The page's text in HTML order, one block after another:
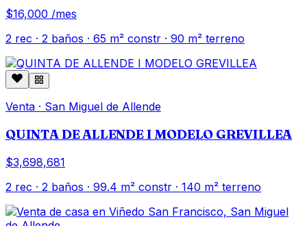
$16,000 /mes
2 rec · 2 baños · 65 m² constr · 90 m² terreno
Venta · San Miguel de Allende
QUINTA DE ALLENDE I MODELO GREVILLEA
$3,698,681
2 rec · 2 baños · 99.4 m² constr · 140 m² terreno